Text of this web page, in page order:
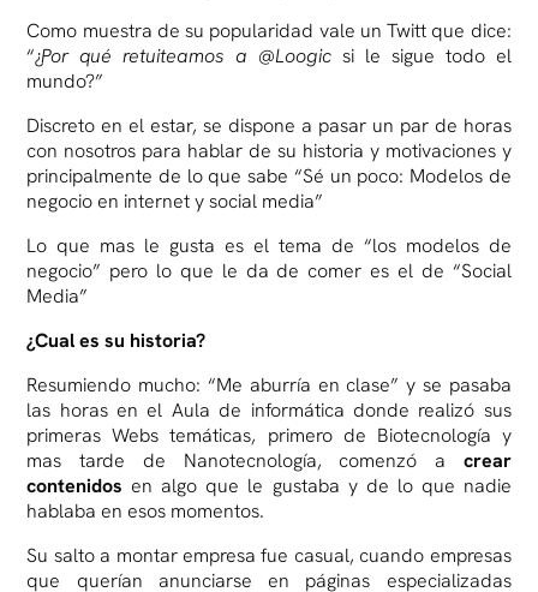
Como muestra de su popularidad vale un Twitt que dice:
“¿Por qué retuiteamos a @Loogic si le sigue todo el
mundo?”
Discreto en el estar, se dispone a pasar un par de horas
con nosotros para hablar de su historia y motivaciones y
principalmente de lo que sabe “Sé un poco: Modelos de
negocio en internet y social media”
Lo que mas le gusta es el tema de “los modelos de
negocio” pero lo que le da de comer es el de “Social
Media”
¿Cual es su historia?
Resumiendo mucho: “Me aburría en clase” y se pasaba
las horas en el Aula de informática donde realizó sus
primeras Webs temáticas, primero de Biotecnología y
mas tarde de Nanotecnología, comenzó a crear
contenidos en algo que le gustaba y de lo que nadie
hablaba en esos momentos.
Su salto a montar empresa fue casual, cuando empresas
que querían anunciarse en páginas especializadas